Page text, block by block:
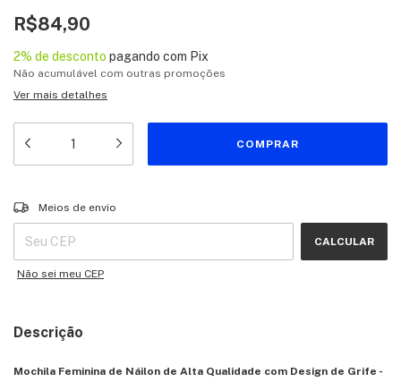
R$84,90
2% de desconto pagando com Pix
Não acumulável com outras promoções
Ver mais detalhes
Entregas para o CEP:
Meios de envio
CALCULAR
Não sei meu CEP
Descrição
Mochila Feminina de Náilon de Alta Qualidade com Design de Grife -